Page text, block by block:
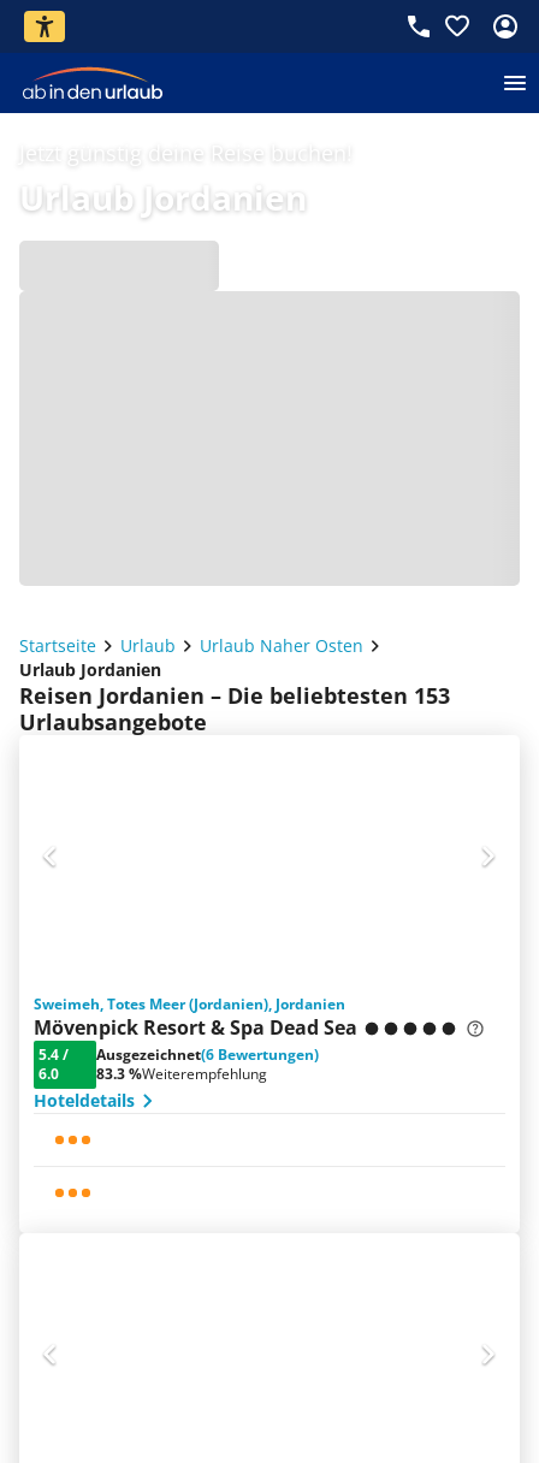
Jetzt günstig deine Reise buchen!
Urlaub Jordanien
Startseite Urlaub
Urlaub Naher Osten
Urlaub Jordanien
Reisen Jordanien – Die beliebtesten 153
Urlaubsangebote
Sweimeh, Totes Meer (Jordanien), Jordanien
Mövenpick Resort & Spa Dead Sea
5.4/
6.0
Ausgezeichnet(6 Bewertungen)
83.3 %Weiterempfehlung
Hoteldetails